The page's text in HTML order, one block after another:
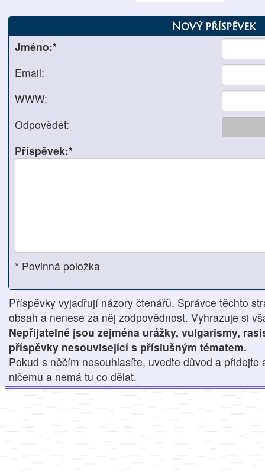
Nový příspěvek
Jméno:*
Email:
WWW:
Odpovědět:
Příspěvek:*
* Povinná položka
Příspěvky vyjadřují názory čtenářů. Správce těchto
obsah a nenese za něj zodpovědnost. Vyhrazuje si
Nepřijatelné jsou zejména urážky, vulgarismy,
příspěvky nesouvisející s příslušným tématem.
Pokud s něčím nesouhlasíte, uveďte důvod a přidejte
ničemu a nemá tu co dělat.